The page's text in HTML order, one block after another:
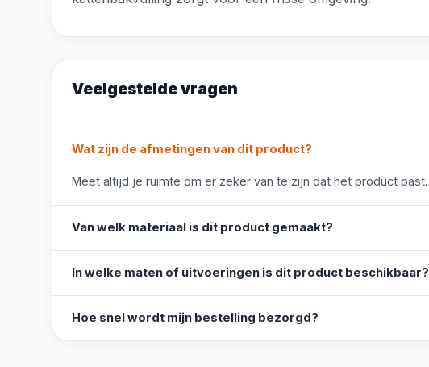
Veelgestelde vragen
Wat zijn de afmetingen van dit product?
Meet altijd je ruimte om er zeker van te zijn dat het product past.
Van welk materiaal is dit product gemaakt?
In welke maten of uitvoeringen is dit product beschikbaar?
Hoe snel wordt mijn bestelling bezorgd?